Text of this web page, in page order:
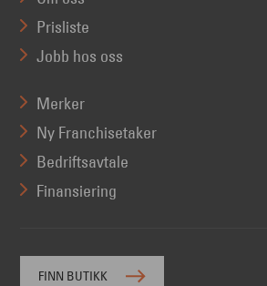
Prisliste
Jobb hos oss
Merker
Ny Franchisetaker
Bedriftsavtale
Finansiering
FINN BUTIKK